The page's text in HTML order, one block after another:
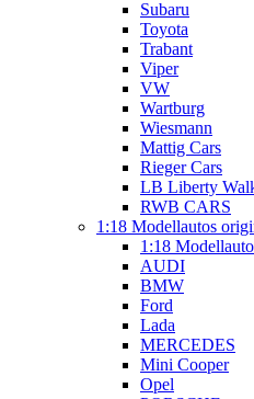
Subaru
Toyota
Trabant
Viper
VW
Wartburg
Wiesmann
Mattig Cars
Rieger Cars
LB Liberty
RWB CARS
1:18 Modellautos
1:18
AUDI
BMW
Ford
Lada
MERCEDES
Mini Cooper
Opel